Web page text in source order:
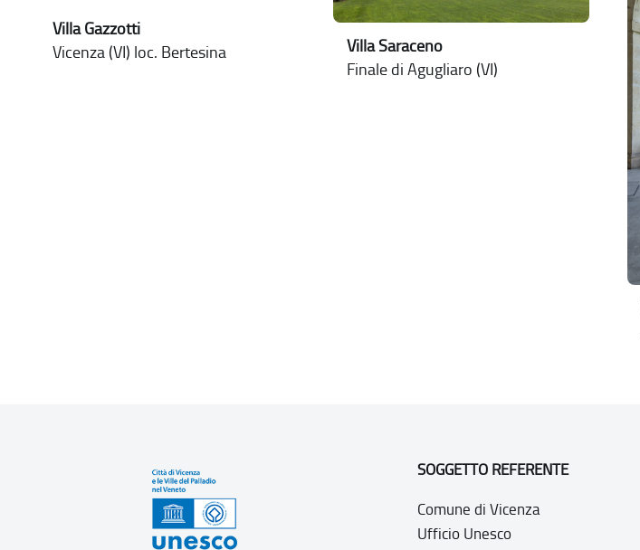
Villa Gazzotti
Vicenza (VI) loc. Bertesina Villa Saraceno
Finale di Agugliaro (VI)
SOGGETTO REFERENTE
Comune di Vicenza
Ufficio Unesco